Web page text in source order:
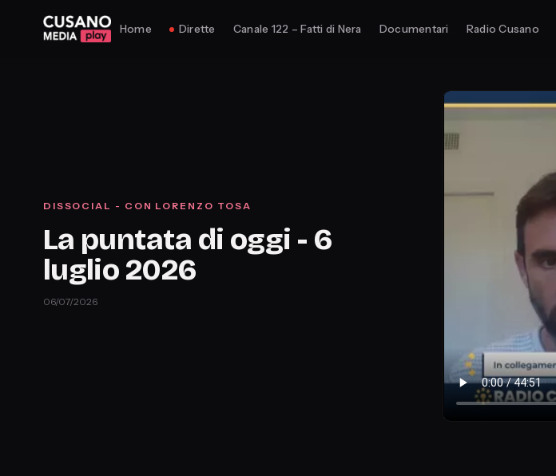
Home Dirette Canale 122 – Fatti di Nera Documentari Radio Cusano
DISSOCIAL - CON LORENZO TOSA
La puntata di oggi - 6
luglio 2026
06/07/2026